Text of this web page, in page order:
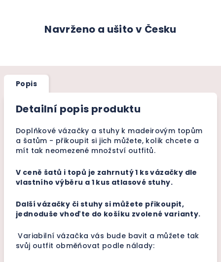
Navrženo a ušito v Česku
Popis
Detailní popis produktu
Doplňkové vázačky a stuhy k madeirovým topům
a šatům - přikoupit si jich můžete, kolik chcete a
mít tak neomezené množství outfitů.
V ceně šatů i topů je zahrnutý 1 ks vázačky dle
vlastního výběru a 1 kus atlasové stuhy.
Další vázačky či stuhy si můžete přikoupit,
jednoduše vhoďte do košíku zvolené varianty.
Variabilní vázačka vás bude bavit a můžete tak
svůj outfit obměňovat podle nálady: